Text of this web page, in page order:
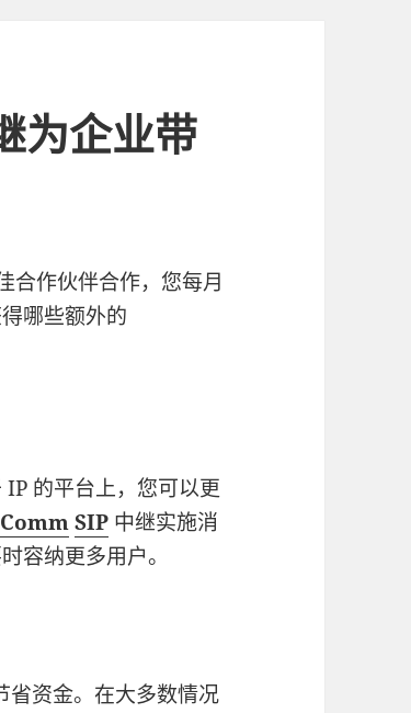
为企业带
合作伙伴合作，您每月
哪些额外的
的平台上，您可以更
SIP 中继实施消
容纳更多用户。
省资金。在大多数情况